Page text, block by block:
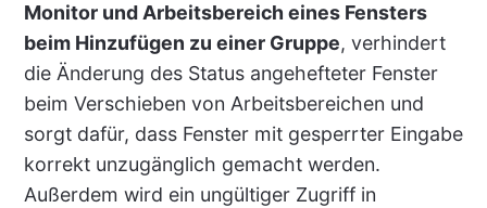
Monitor und Arbeitsbereich eines Fensters
beim Hinzufügen zu einer Gruppe, verhindert
die Änderung des Status angehefteter Fenster
beim Verschieben von Arbeitsbereichen und
sorgt dafür, dass Fenster mit gesperrter Eingabe
korrekt unzugänglich gemacht werden.
Außerdem wird ein ungültiger Zugriff in